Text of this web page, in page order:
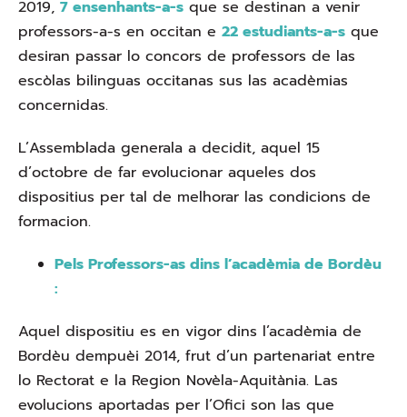
2019, 7 ensenhants-a-s que se destinan a venir
professors-a-s en occitan e 22 estudiants-a-s que
desiran passar lo concors de professors de las
escòlas bilinguas occitanas sus las acadèmias
concernidas.
L’Assemblada generala a decidit, aquel 15
d’octobre de far evolucionar aqueles dos
dispositius per tal de melhorar las condicions de
formacion.
Pels Professors-as dins l’acadèmia de Bordèu
:
Aquel dispositiu es en vigor dins l’acadèmia de
Bordèu dempuèi 2014, frut d’un partenariat entre
lo Rectorat e la Region Novèla-Aquitània. Las
evolucions aportadas per l’Ofici son las que